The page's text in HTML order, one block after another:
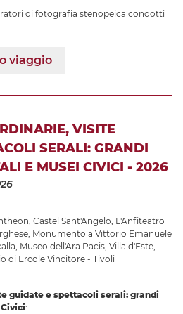
di fotografia stenopeica condotti
viaggio
VISITE
SERALI: GRANDI
E MUSEI CIVICI - 2026
, Castel Sant'Angelo, L'Anfiteatro
, Monumento a Vittorio Emanuele
, Museo dell'Ara Pacis, Villa d'Este,
di Ercole Vincitore - Tivoli
guidate e spettacoli serali: grandi
: